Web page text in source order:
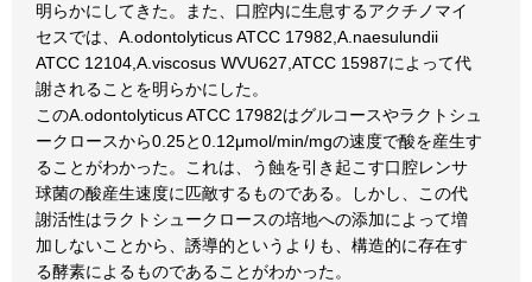
明らかにしてきた。また、口腔内に生息するアクチノマイ
セスでは、A.odontolyticus ATCC 17982,A.naesulundii
ATCC 12104,A.viscosus WVU627,ATCC 15987によって代
謝されることを明らかにした。
このA.odontolyticus ATCC 17982はグルコースやラクトシュ
ークロースから0.25と0.12μmol/min/mgの速度で酸を産生す
ることがわかった。これは、う蝕を引き起こす口腔レンサ
球菌の酸産生速度に匹敵するものである。しかし、この代
謝活性はラクトシュークロースの培地への添加によって増
加しないことから、誘導的というよりも、構造的に存在す
る酵素によるものであることがわかった。